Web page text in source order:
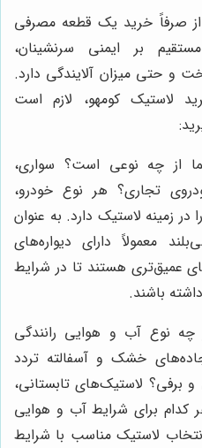
از صرفاً خرید یک قطعه مصرفی
بر ایمنی سرنشینان،
و حتی میزان آلایندگی دارد.
لاستیک کومهو، لازم است
از چه نوعی است؟ سواری،
تجاری؟ هر نوع خودرو،
زمینه لاستیک دارد. به عنوان
معمولاً دارای دیواره‌های
عمیق‌تری هستند تا در شرایط
باشند.
چه نوع آب و هوایی رانندگی
خشک و آسفالته تردد
و برفی؟ لاستیک‌های تابستانی،
کدام برای شرایط آب و هوایی
لاستیک مناسب با شرایط